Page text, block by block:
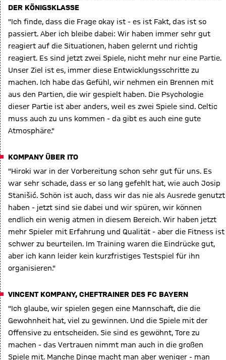
DER KÖNIGSKLASSE
"Ich finde, dass die Frage okay ist - es ist Fakt, das ist so
passiert. Aber ich bleibe dabei: Wir haben immer sehr gut
reagiert auf die Situationen, haben gelernt und richtig
reagiert. Es sind jetzt zwei Spiele, nicht mehr nur eine Partie.
Unser Ziel ist es, immer diese Entwicklungsschritte zu
machen. Ich habe das Gefühl, wir nehmen ein Brennen mit
aus den Partien, die wir gespielt haben. Die Psychologie
dieser Partie ist aber anders, weil es zwei Spiele sind. Celtic
muss auch zu uns kommen - da gibt es auch eine gute
Atmosphäre."
KOMPANY ÜBER ITO
"Hiroki war in der Vorbereitung schon sehr gut für uns. Es
war sehr schade, dass er so lang gefehlt hat, wie auch Josip
Stanišić. Schön ist auch, dass wir das nie als Ausrede genutzt
haben - jetzt sind sie dabei und wir spüren, wir können
endlich ein wenig atmen in diesem Bereich. Wir haben jetzt
mehr Spieler mit Erfahrung und Qualität - aber die Fitness ist
schwer zu beurteilen. Im Training waren die Eindrücke gut,
aber ich kann leider kein kurzfristiges Testspiel für ihn
organisieren."
VINCENT KOMPANY, CHEFTRAINER DES FC BAYERN
"Ich glaube, wir spielen gegen eine Mannschaft, die die
Gewohnheit hat, viel zu gewinnen. Und die Spiele mit der
Offensive zu entscheiden. Sie sind es gewöhnt, Tore zu
machen - das Vertrauen nimmt man auch in die großen
Spiele mit. Manche Dinge macht man aber weniger - man